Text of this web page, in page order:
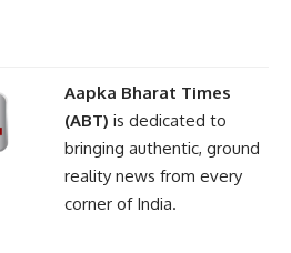
Aapka Bharat Times
(ABT) is dedicated to
bringing authentic, ground
reality news from every
corner of India.